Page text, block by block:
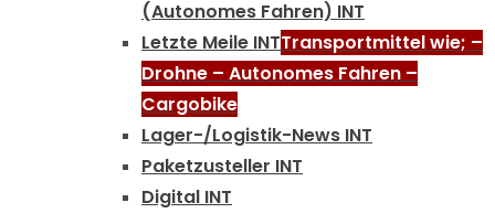
(Autonomes Fahren) INT
Letzte Meile INTTransportmittel wie; –
Drohne – Autonomes Fahren –
Cargobike
Lager-/Logistik-News INT
Paketzusteller INT
Digital INT